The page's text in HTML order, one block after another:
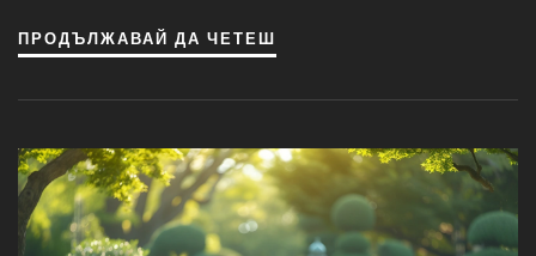
приложили първата техника. Останалите 9 са толкова
ПРОДЪЛЖАВАЙ ДА ЧЕТЕШ